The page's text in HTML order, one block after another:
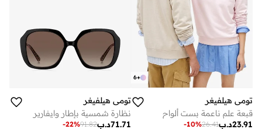
+
6
تومي هيلفيغر
قبعة علم ناعمة بست ألواح
د.ب23.91
26.41
-10%
تومي هيلفيغر
نظارة شمسية بإطار وايفارير
د.ب71.71
91.82
-22%
توصيل مجاني